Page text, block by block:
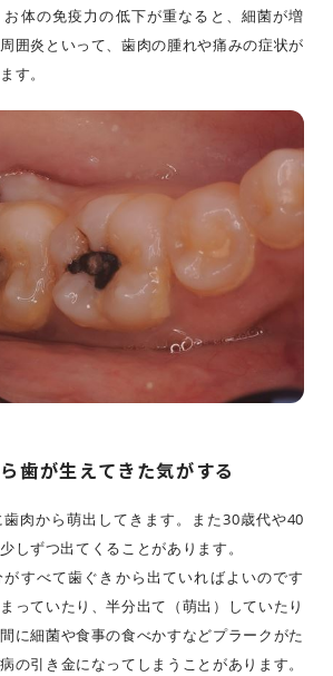
体の免疫力の低下が重なると、細菌が増
囲炎といって、歯肉の腫れや痛みの症状が
す。
歯が生えてきた気がする
肉から萌出してきます。また30歳代や40
しずつ出てくることがあります。
すべて歯ぐきから出ていればよいのです
っていたり、半分出て（萌出）していたり
に細菌や食事の食べかすなどプラークがた
の引き金になってしまうことがあります。